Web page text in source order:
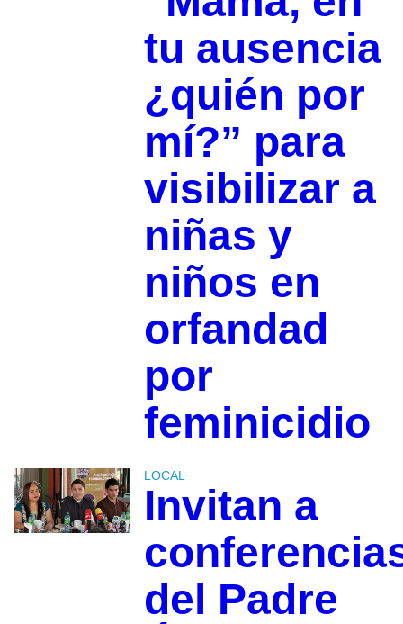
tu ausencia
¿quién por
mí?” para
visibilizar a
niñas y
niños en
orfandad
por
feminicidio
LOCAL
Invitan a
del Padre